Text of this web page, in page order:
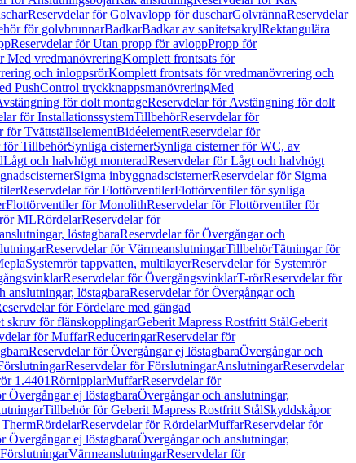
Reservdelar för Golvavlopp för duscharGolvrännaReservdelar
för golvbrunnarBadkarBadkar av sanitetsakrylRektangulära
Reservdelar för Utan propp för avloppPropp för
Med vredmanövreringKomplett frontsats för
och inloppsrörKomplett frontsats för vredmanövrering och
PushControl tryckknappsmanövreringMed
för dolt montageReservdelar för Avstängning för dolt
för InstallationssystemTillbehörReservdelar för
för TvättställselementBidéelementReservdelar för
för TillbehörSynliga cisternerSynliga cisterner för WC, av
Lågt och halvhögt monteradReservdelar för Lågt och halvhögt
Sigma inbyggnadscisternerReservdelar för Sigma
Reservdelar för FlottörventilerFlottörventiler för synliga
Flottörventiler för MonolithReservdelar för Flottörventiler för
MLRördelarReservdelar för
löstagbaraReservdelar för Övergångar och
Reservdelar för VärmeanslutningarTillbehörTätningar för
Systemrör tappvatten, multilayerReservdelar för Systemrör
Reservdelar för ÖvergångsvinklarT-rörReservdelar för
anslutningar, löstagbaraReservdelar för Övergångar och
för Fördelare med gängad
skruv för flänskopplingarGeberit Mapress Rostfritt StålGeberit
för MuffarReduceringarReservdelar för
Reservdelar för Övergångar ej löstagbaraÖvergångar och
Reservdelar för FörslutningarAnslutningarReservdelar
1.4401RörnipplarMuffarReservdelar för
Övergångar ej löstagbaraÖvergångar och anslutningar,
Tillbehör för Geberit Mapress Rostfritt StålSkyddskåpor
RördelarReservdelar för RördelarMuffarReservdelar för
Övergångar ej löstagbaraÖvergångar och anslutningar,
VärmeanslutningarReservdelar för